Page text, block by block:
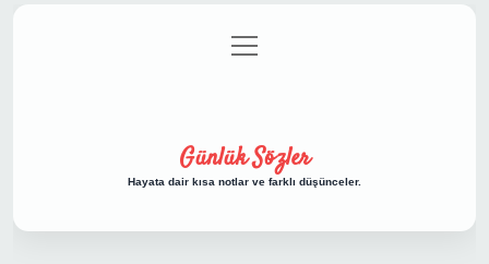
Gizlilik Politikası
menüyü
aç
Günlük Sözler
Hayata dair kısa notlar ve farklı düşünceler.